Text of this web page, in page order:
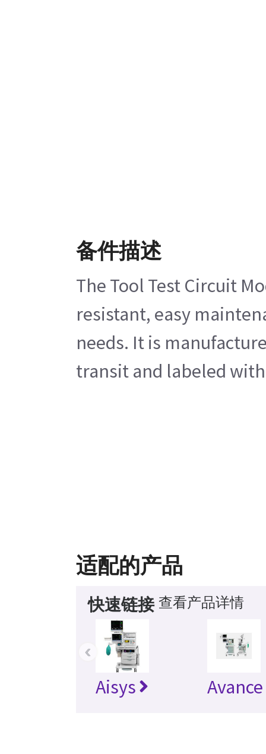
备件描述
The Tool Test Circuit
resistant, easy
needs. It is
transit and labeled
适配的产品
快速链接 查看产品详情
Aisys Avance
‹